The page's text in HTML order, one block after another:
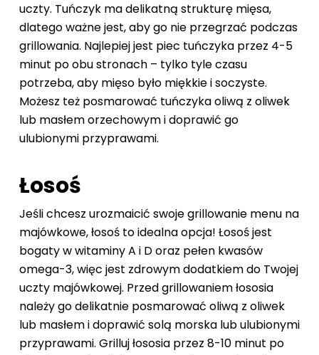
uczty. Tuńczyk ma delikatną strukturę mięsa,
dlatego ważne jest, aby go nie przegrzać podczas
grillowania. Najlepiej jest piec tuńczyka przez 4-5
minut po obu stronach – tylko tyle czasu
potrzeba, aby mięso było miękkie i soczyste.
Możesz też posmarować tuńczyka oliwą z oliwek
lub masłem orzechowym i doprawić go
ulubionymi przyprawami.
Łosoś
Jeśli chcesz urozmaicić swoje grillowanie menu na
majówkowe, łosoś to idealna opcja! Łosoś jest
bogaty w witaminy A i D oraz pełen kwasów
omega-3, więc jest zdrowym dodatkiem do Twojej
uczty majówkowej. Przed grillowaniem łososia
należy go delikatnie posmarować oliwą z oliwek
lub masłem i doprawić solą morska lub ulubionymi
przyprawami. Grilluj łososia przez 8-10 minut po